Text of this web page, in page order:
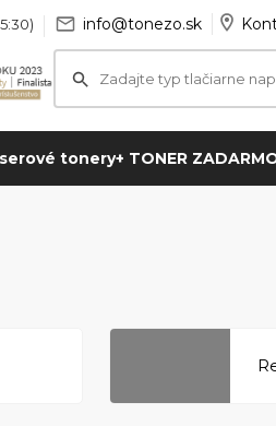
info@tonezo.sk
tonery+ TONER